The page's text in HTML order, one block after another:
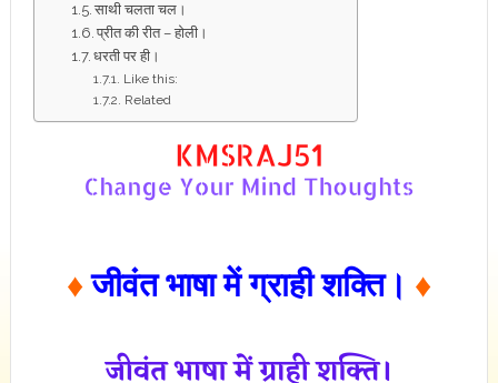
साथी चलता चल।
प्रीत की रीत – होली।
धरती पर ही।
Like this:
Related
♦ जीवंत भाषा में ग्राही शक्ति। ♦